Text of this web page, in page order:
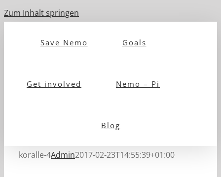
Zum Inhalt springen
Save Nemo Goals
Get involved Nemo – Pi
Blog
koralle-4Admin2017-02-23T14:55:39+01:00